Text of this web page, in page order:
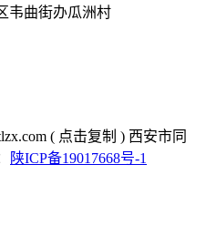
韦曲街办瓜洲村
( 点击复制 ) 西安市同
陕ICP备19017668号-1